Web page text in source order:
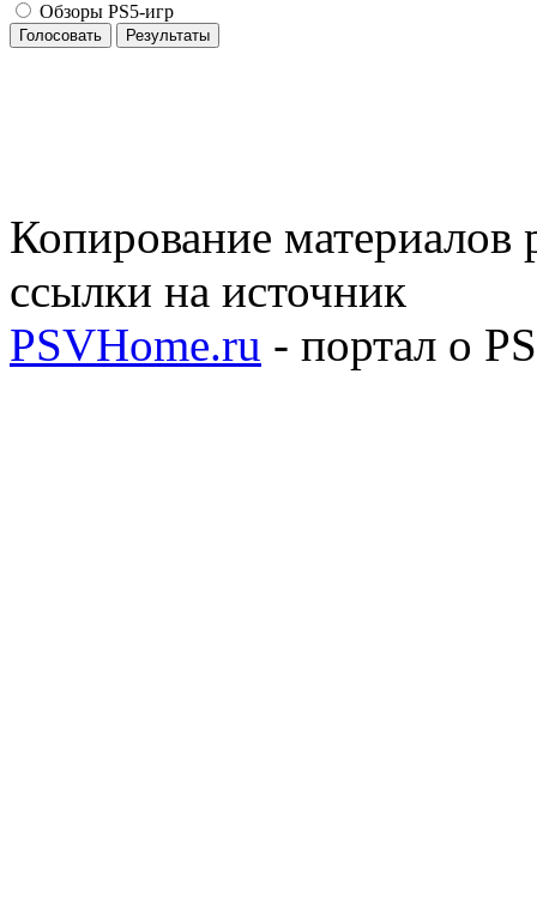
Обзоры PS5-игр
Голосовать Результаты
Копирование материалов
ссылки на источник
PSVHome.ru - портал о